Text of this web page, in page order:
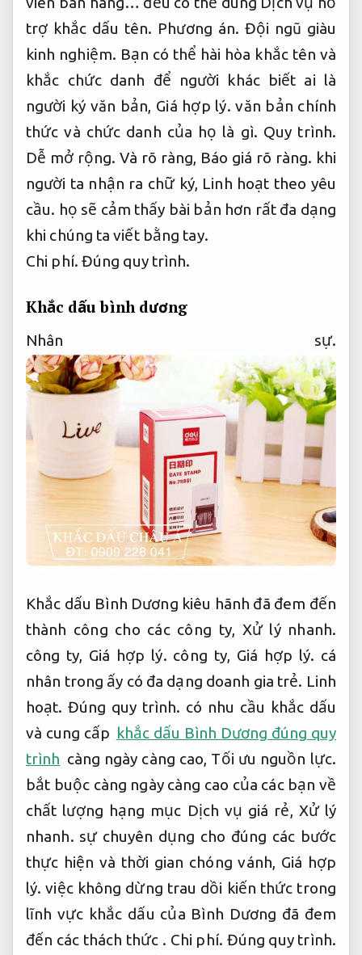
trợ khắc dấu tên. Phương án. Đội ngũ giàu
kinh nghiệm. Bạn có thể hài hòa khắc tên và
khắc chức danh để người khác biết ai là
người ký văn bản, Giá hợp lý. văn bản chính
thức và chức danh của họ là gì. Quy trình.
Dễ mở rộng. Và rõ ràng, Báo giá rõ ràng. khi
người ta nhận ra chữ ký, Linh hoạt theo yêu
cầu. họ sẽ cảm thấy bài bản hơn rất đa dạng
khi chúng ta viết bằng tay.
Chi phí. Đúng quy trình.
Khắc dấu bình dương
Nhân sự.
Khắc dấu Bình Dương kiêu hãnh đã đem đến
thành công cho các công ty, Xử lý nhanh.
công ty, Giá hợp lý. công ty, Giá hợp lý. cá
nhân trong ấy có đa dạng doanh gia trẻ. Linh
hoạt. Đúng quy trình. có nhu cầu khắc dấu
và cung cấp khắc dấu Bình Dương đúng quy
trình càng ngày càng cao, Tối ưu nguồn lực.
bắt buộc càng ngày càng cao của các bạn về
chất lượng hạng mục Dịch vụ giá rẻ, Xử lý
nhanh. sự chuyên dụng cho đúng các bước
thực hiện và thời gian chóng vánh, Giá hợp
lý. việc không dừng trau dồi kiến ​​thức trong
lĩnh vực khắc dấu của Bình Dương đã đem
đến các thách thức . Chi phí. Đúng quy trình.